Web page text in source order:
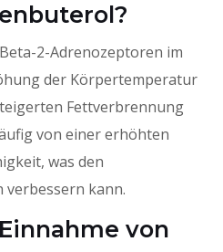
2-Adrenozeptoren im
der Körpertemperatur
Fettverbrennung
von einer erhöhten
was den
kann.
von